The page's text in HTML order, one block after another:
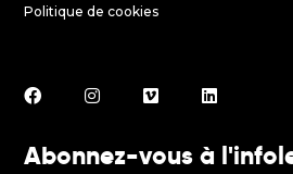
Politique de cookies
Abonnez-vous à